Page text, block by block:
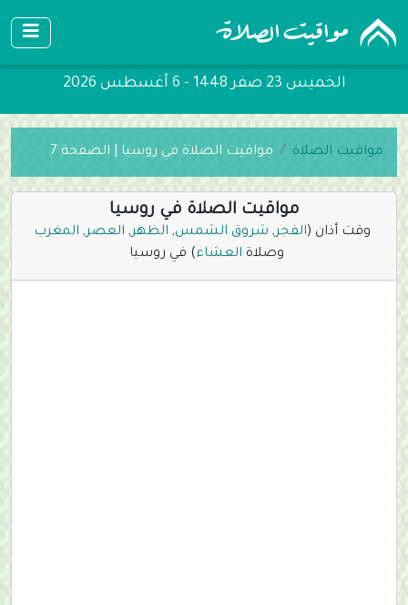
الخميس 23 صفر 1448 - 6 أغسطس 2026
مواقيت الصلاة مواقيت الصلاة في روسيا | الصفحة 7
مواقيت الصلاة في روسيا
وقت أذان (الفجر, شروق الشمس, الظهر, العصر, المغرب
وصلاة العشاء) في روسيا